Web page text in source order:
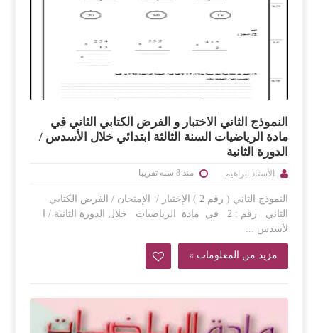
النموذج الثاني الاختبار و الفرض الكتابي الثاني في
مادة الرياضيات السنة الثالثة ابتدائي خلال الأسدس /
الدورة الثانية
الأستاذ ابراهيم منذ 8 سنه تقريبا
النموذج الثاني ( رقم 2 ) الإختبار / الإمتحان / الفرض الكتابي
الثاني رقم : 2 في مادة الرياضيات خلال الدورة الثانية / ا
لأسدس ...
مزيد من المعلومات »